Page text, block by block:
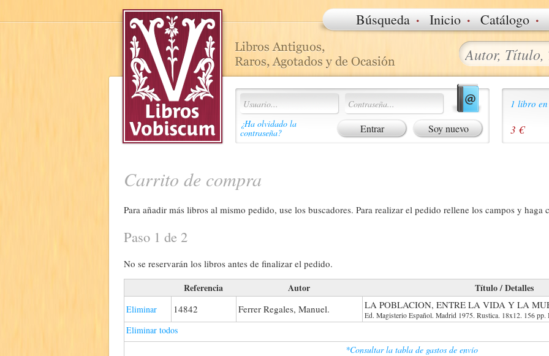
Búsqueda · Inicio · Catálogo ·
¿Ha olvidado la
contraseña? Soy nuevo
1 libro
3 €
Carrito de compra
Para añadir más libros al mismo pedido, use los buscadores. Para realizar el pedido rellene los campos y haga
Paso 1 de 2
No se reservarán los libros antes de finalizar el pedido.
Referencia Autor Título / Detalles
Eliminar 14842 Ferrer Regales, Manuel. LA POBLACION, ENTRE LA VIDA Y LA
Ed. Magisterio Español. Madrid 1975. Rustica. 18x12. 156 pp.
Eliminar todos
*Consultar la tabla de gastos de envío